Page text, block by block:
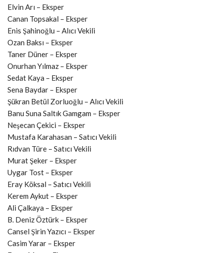
Elvin Arı – Eksper
Canan Topsakal – Eksper
Enis Şahinoğlu – Alıcı Vekili
Ozan Baksı – Eksper
Taner Düner – Eksper
Onurhan Yılmaz – Eksper
Sedat Kaya – Eksper
Sena Baydar – Eksper
Şükran Betül Zorluoğlu – Alıcı Vekili
Banu Suna Saltık Gamgam – Eksper
Neşecan Çekici – Eksper
Mustafa Karahasan – Satıcı Vekili
Rıdvan Türe – Satıcı Vekili
Murat Şeker – Eksper
Uygar Tost – Eksper
Eray Köksal – Satıcı Vekili
Kerem Aykut – Eksper
Ali Çalkaya – Eksper
B. Deniz Öztürk – Eksper
Cansel Şirin Yazıcı – Eksper
Casim Yarar – Eksper